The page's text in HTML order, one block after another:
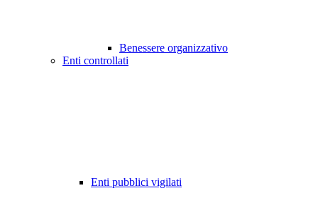
Benessere organizzativo
Enti controllati
Enti pubblici vigilati